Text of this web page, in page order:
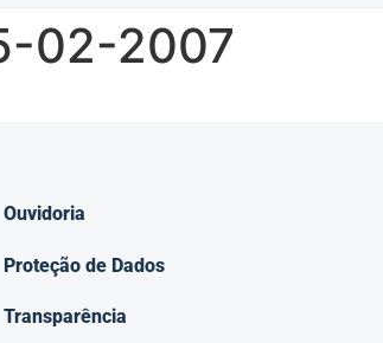
02-2007
Ouvidoria
Proteção de Dados
Transparência